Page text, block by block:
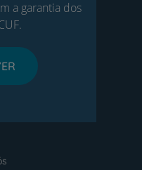
a garantia dos